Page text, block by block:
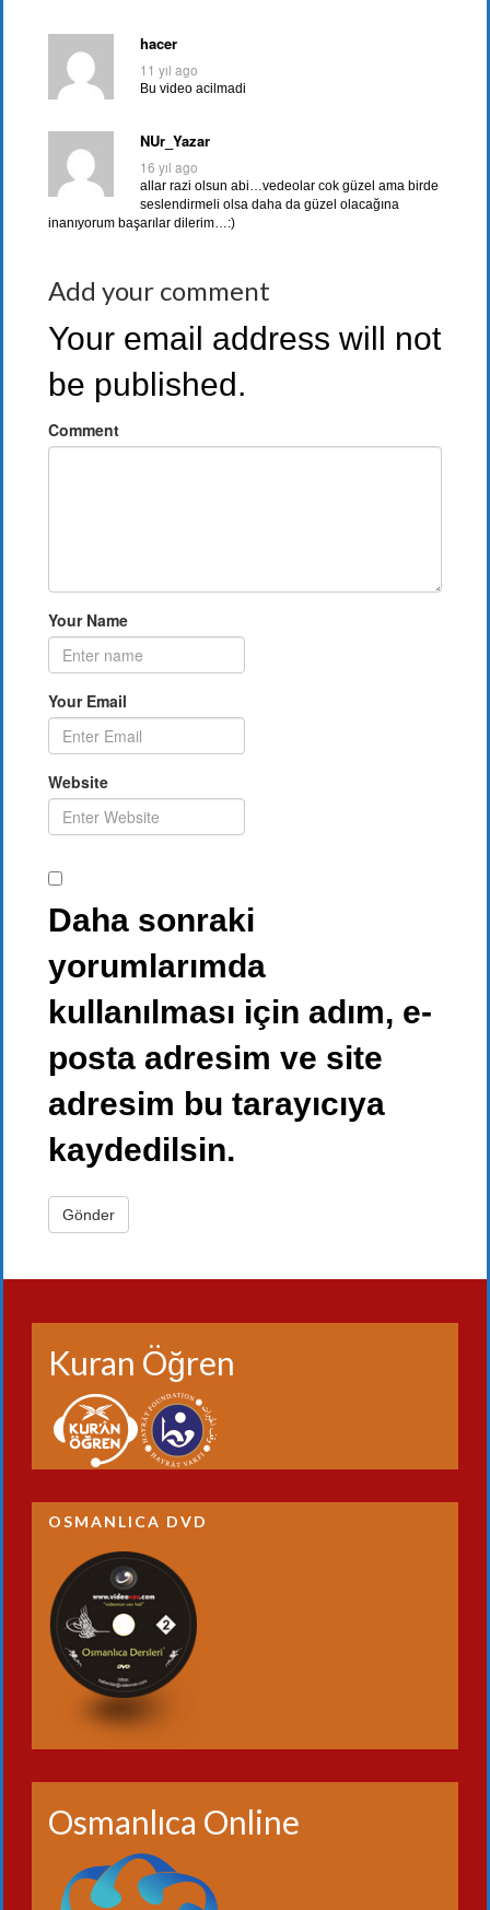
hacer
11 yıl ago
Bu video acilmadi
NUr_Yazar
16 yıl ago
allar razi olsun abi…vedeolar cok güzel ama birde
seslendirmeli olsa daha da güzel olacağına
inanıyorum başarılar dilerim…:)
Add your comment
Your email address will not
be published.
Comment
Your Name
Your Email
Website
Daha sonraki
yorumlarımda
kullanılması için adım, e-
posta adresim ve site
adresim bu tarayıcıya
kaydedilsin.
Kuran Öğren
OSMANLICA DVD
Osmanlıca Online